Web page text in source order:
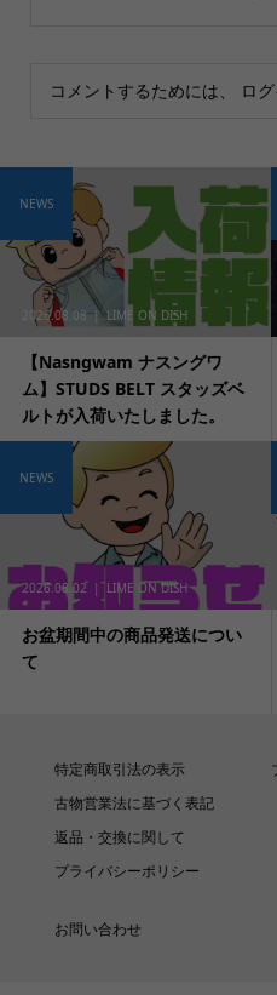
コメントするためには、 ロ
2026.08.08 LIME ON DISH
【Nasngwam ナスングワ
ム】STUDS BELT スタッズベ
ルトが入荷いたしました。
NEWS
2026.08.02 LIME ON DISH
お盆期間中の商品発送につい
て
NEWS
特定商取引法の表示
古物営業法に基づく表記
返品・交換に関して
プライバシーポリシー
お問い合わせ